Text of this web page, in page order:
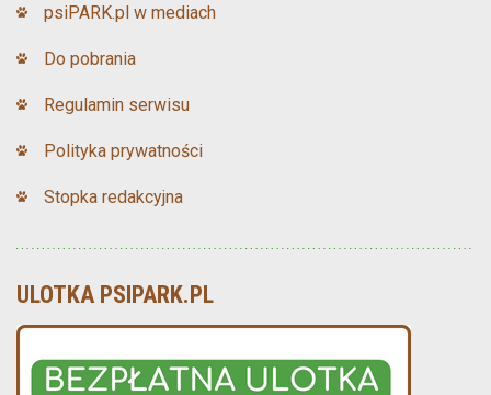
psiPARK.pl w mediach
Do pobrania
Regulamin serwisu
Polityka prywatności
Stopka redakcyjna
ULOTKA PSIPARK.PL